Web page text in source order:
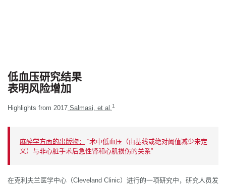
低血压研究结果
表明风险增加
Highlights from 2017 Salmasi, et al. 1
麻醉学方面的出版物：
“术中低血压（由基线或绝对阈值减少来定
义）与非心脏手术后急性肾和心肌损伤的关系”
在克利夫兰医学中心（Cleveland Clinic）进行的一项研究中，研究人员发